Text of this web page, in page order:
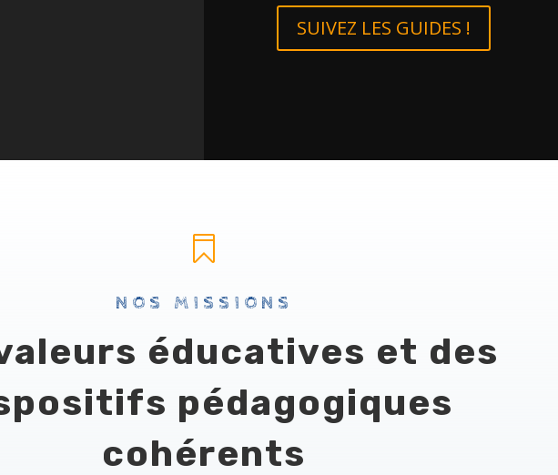
SUIVEZ LES GUIDES !

NOS MISSIONS
éducatives et des
pédagogiques
cohérents